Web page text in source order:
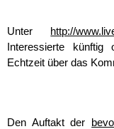
Unter http://
Interessierte
Echtzeit über das
Den Auftakt der